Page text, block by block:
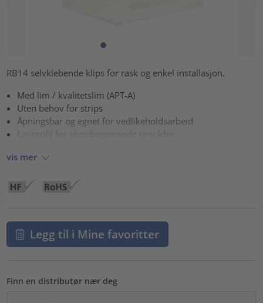
RB14 selvklebende klips for rask og enkel installasjon.
Med lim / kvalitetslim (APT-A)
Uten behov for strips
Åpningsbar og egnet for vedlikeholdsarbeid
Lavprofil for plassbegrensede områder
vis mer
Legg til i Mine favoritter
Finn en distributør nær deg